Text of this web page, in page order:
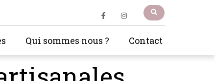
Qui sommes nous ? Contact